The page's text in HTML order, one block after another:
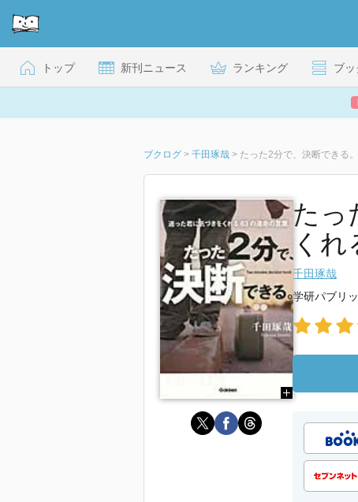
トップ 新刊ニュース ランキング ブッ
ブクログ > 千田琢哉 > たった2分で、決断できる
たっ
く
千田琢哉
学研パブリ